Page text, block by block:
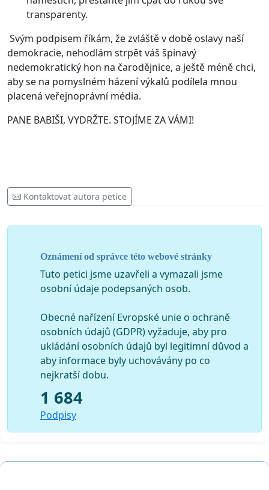
transparenty.
Svým podpisem říkám, že zvláště v době oslavy naší
demokracie, nehodlám strpět váš špinavý
nedemokratický hon na čarodějnice, a ještě méně chci,
aby se na pomyslném házení výkalů podílela mnou
placená veřejnoprávní média.
PANE BABIŠI, VYDRŽTE. STOJÍME ZA VÁMI!
Kontaktovat autora petice
Oznámení od správce této webové stránky
Tuto petici jsme uzavřeli a vymazali jsme
osobní údaje podepsaných osob.
Obecné nařízení Evropské unie o ochraně
osobních údajů (GDPR) vyžaduje, aby pro
ukládání osobních údajů byl legitimní důvod a
aby informace byly uchovávány po co
nejkratší dobu.
1 684
Podpisy